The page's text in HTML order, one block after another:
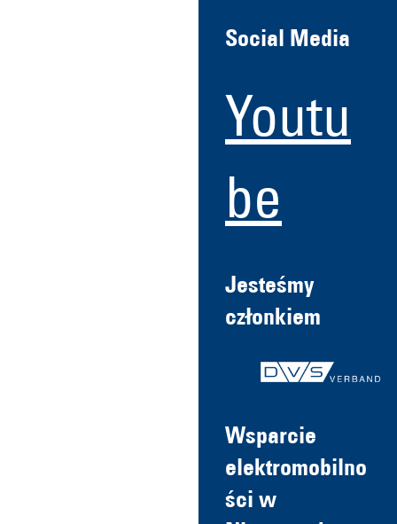
Social Media
Youtu
be
Jesteśmy
członkiem
Wsparcie
elektromobilno
ści w